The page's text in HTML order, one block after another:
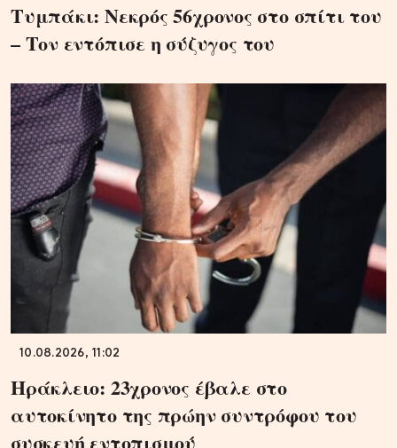
Τυμπάκι: Νεκρός 56χρονος στο σπίτι του
– Τον εντόπισε η σύζυγος του
10.08.2026, 11:02
Ηράκλειο: 23χρονος έβαλε στο
αυτοκίνητο της πρώην συντρόφου του